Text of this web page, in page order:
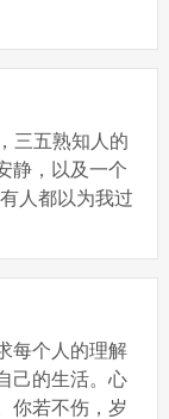
。 5、我习惯了
三五熟知人的
静，以及一个
人都以为我过
的路。 3. 我想
每个人的理解
己的生活。心
你若不伤，岁